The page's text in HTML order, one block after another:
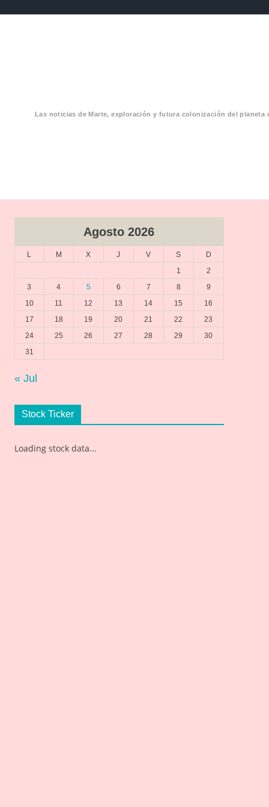
Las noticias de Marte, exploración y futura colonización del planeta
Agosto 2026
L M X J V S
D
1
2
3
4 5 6 7 8
9
10
11 12 13 14 15
16
17
18 19 20 21 22
23
24
25 26 27 28 29
30
31
« Jul
Stock Ticker
Loading stock data...